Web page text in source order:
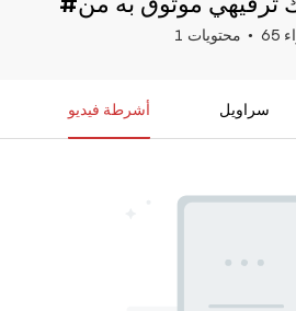
1 محتويات
أشرطة فيديو سراويل